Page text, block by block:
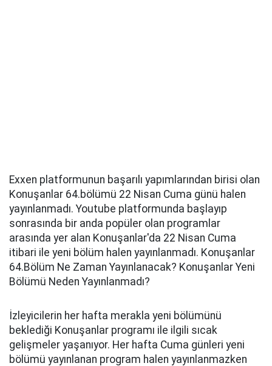
Exxen platformunun başarılı yapımlarından birisi olan
Konuşanlar 64.bölümü 22 Nisan Cuma günü halen
yayınlanmadı. Youtube platformunda başlayıp
sonrasında bir anda popüler olan programlar
arasında yer alan Konuşanlar'da 22 Nisan Cuma
itibari ile yeni bölüm halen yayınlanmadı. Konuşanlar
64.Bölüm Ne Zaman Yayınlanacak? Konuşanlar Yeni
Bölümü Neden Yayınlanmadı?
İzleyicilerin her hafta merakla yeni bölümünü
beklediği Konuşanlar programı ile ilgili sıcak
gelişmeler yaşanıyor. Her hafta Cuma günleri yeni
bölümü yayınlanan program halen yayınlanmazken